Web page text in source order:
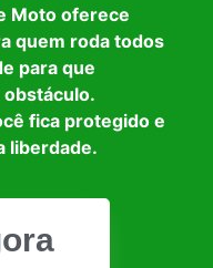
Moto oferece
quem roda todos
para que
fica protegido e
liberdade.